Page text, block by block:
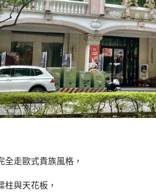
全走歐式貴族風格，
柱與天花板，